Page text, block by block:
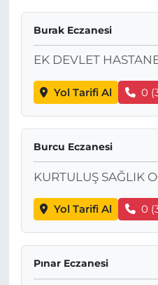
Burak Eczanesi
EK DEVLET
Yol Tarifi Al 0
Burcu Eczanesi
KURTULUŞ SAĞLIK
Yol Tarifi Al 0
Pınar Eczanesi